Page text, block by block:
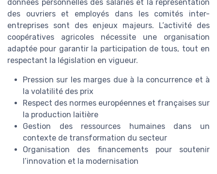
données personnelles des salariés et la représentation
des ouvriers et employés dans les comités inter-
entreprises sont des enjeux majeurs. L’activité des
coopératives agricoles nécessite une organisation
adaptée pour garantir la participation de tous, tout en
respectant la législation en vigueur.
Pression sur les marges due à la concurrence et à
la volatilité des prix
Respect des normes européennes et françaises sur
la production laitière
Gestion des ressources humaines dans un
contexte de transformation du secteur
Organisation des financements pour soutenir
l’innovation et la modernisation